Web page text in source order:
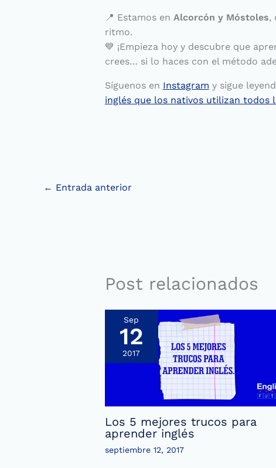
📍 Estamos en Alcorcón y Móstoles,
ritmo.
💙 ¡Empieza hoy y descubre que
crees… si lo haces con el método
Síguenos en Instagram y sigue
inglés que los nativos utilizan todos
← Entrada anterior
Post relacionados
Sep
12
2017
Los 5 mejores trucos para
aprender inglés
septiembre 12, 2017